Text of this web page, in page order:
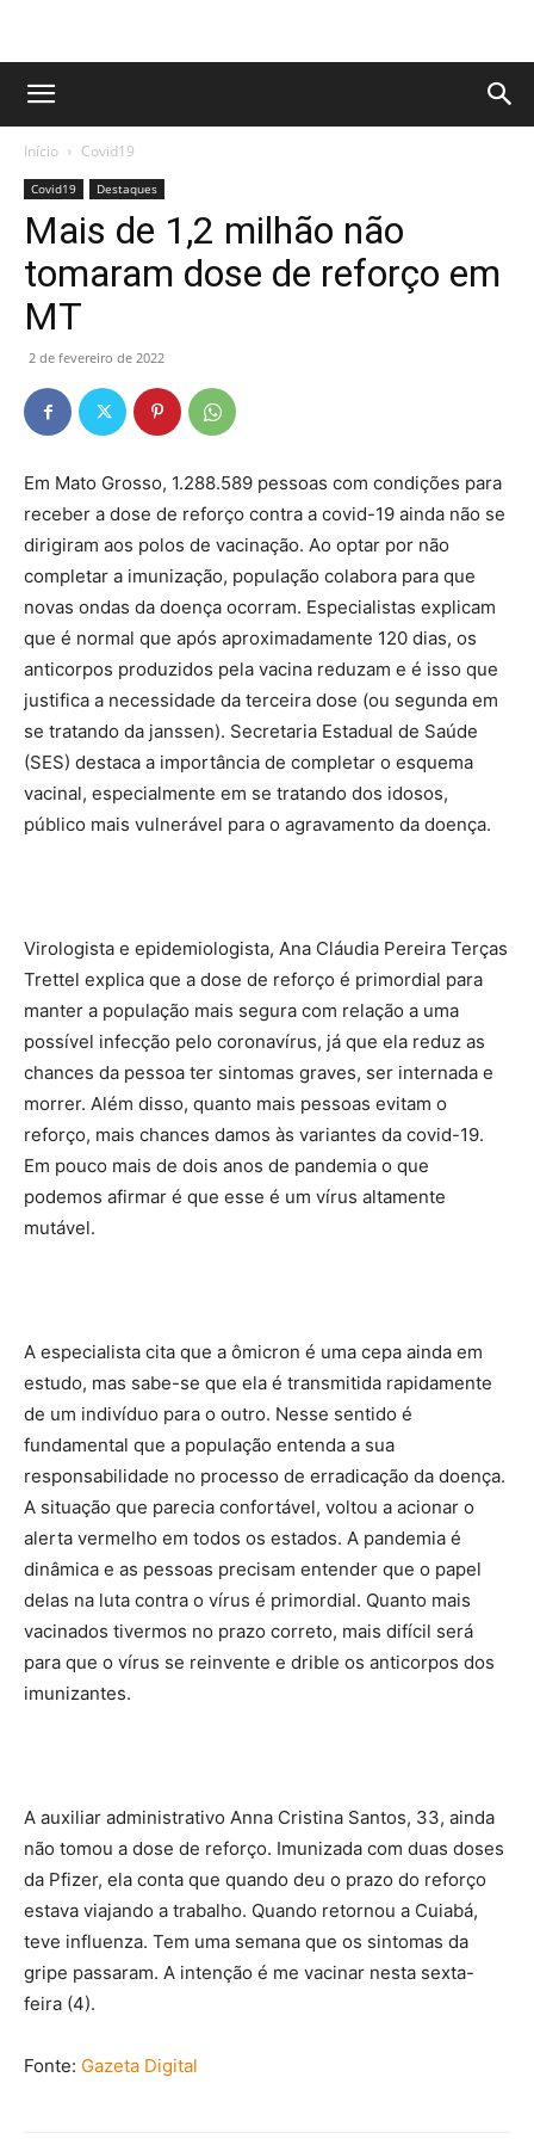
Início Covid19
Covid19 Destaques
Mais de 1,2 milhão não
tomaram dose de reforço em
MT
2 de fevereiro de 2022
Em Mato Grosso, 1.288.589 pessoas com condições para
receber a dose de reforço contra a covid-19 ainda não se
dirigiram aos polos de vacinação. Ao optar por não
completar a imunização, população colabora para que
novas ondas da doença ocorram. Especialistas explicam
que é normal que após aproximadamente 120 dias, os
anticorpos produzidos pela vacina reduzam e é isso que
justifica a necessidade da terceira dose (ou segunda em
se tratando da janssen). Secretaria Estadual de Saúde
(SES) destaca a importância de completar o esquema
vacinal, especialmente em se tratando dos idosos,
público mais vulnerável para o agravamento da doença.
Virologista e epidemiologista, Ana Cláudia Pereira Terças
Trettel explica que a dose de reforço é primordial para
manter a população mais segura com relação a uma
possível infecção pelo coronavírus, já que ela reduz as
chances da pessoa ter sintomas graves, ser internada e
morrer. Além disso, quanto mais pessoas evitam o
reforço, mais chances damos às variantes da covid-19.
Em pouco mais de dois anos de pandemia o que
podemos afirmar é que esse é um vírus altamente
mutável.
A especialista cita que a ômicron é uma cepa ainda em
estudo, mas sabe-se que ela é transmitida rapidamente
de um indivíduo para o outro. Nesse sentido é
fundamental que a população entenda a sua
responsabilidade no processo de erradicação da doença.
A situação que parecia confortável, voltou a acionar o
alerta vermelho em todos os estados. A pandemia é
dinâmica e as pessoas precisam entender que o papel
delas na luta contra o vírus é primordial. Quanto mais
vacinados tivermos no prazo correto, mais difícil será
para que o vírus se reinvente e drible os anticorpos dos
imunizantes.
A auxiliar administrativo Anna Cristina Santos, 33, ainda
não tomou a dose de reforço. Imunizada com duas doses
da Pfizer, ela conta que quando deu o prazo do reforço
estava viajando a trabalho. Quando retornou a Cuiabá,
teve influenza. Tem uma semana que os sintomas da
gripe passaram. A intenção é me vacinar nesta sexta-
feira (4).
Fonte: Gazeta Digital